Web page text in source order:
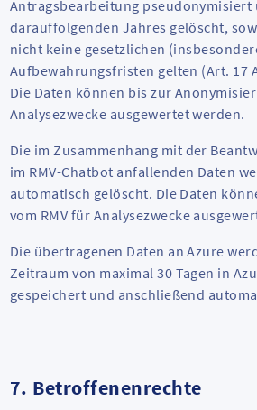
Antragsbearbeitung pseudonymisiert
darauffolgenden Jahres gelöscht,
nicht keine gesetzlichen
Aufbewahrungsfristen gelten (Art. 17
Die Daten können bis zur
Analysezwecke ausgewertet werden.
Die im Zusammenhang mit der
im RMV-Chatbot anfallenden Daten
automatisch gelöscht. Die Daten
vom RMV für Analysezwecke
Die übertragenen Daten an Azure
Zeitraum von maximal 30 Tagen in
gespeichert und anschließend
7. Betroffenenrechte